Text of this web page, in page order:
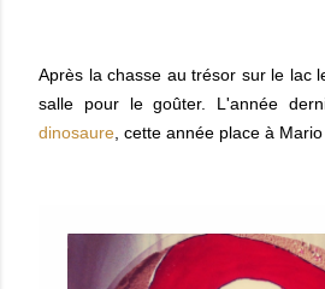
Après la chasse au trésor sur le lac
salle pour le goûter. L'année
dinosaure , cette année place à